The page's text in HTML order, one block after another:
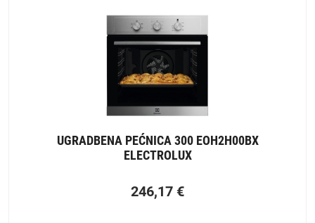
UGRADBENA PEĆNICA 300 EOH2H00BX
ELECTROLUX
246,17 €